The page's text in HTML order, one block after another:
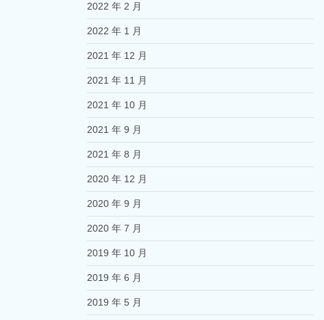
2022 年 2 月
2022 年 1 月
2021 年 12 月
2021 年 11 月
2021 年 10 月
2021 年 9 月
2021 年 8 月
2020 年 12 月
2020 年 9 月
2020 年 7 月
2019 年 10 月
2019 年 6 月
2019 年 5 月